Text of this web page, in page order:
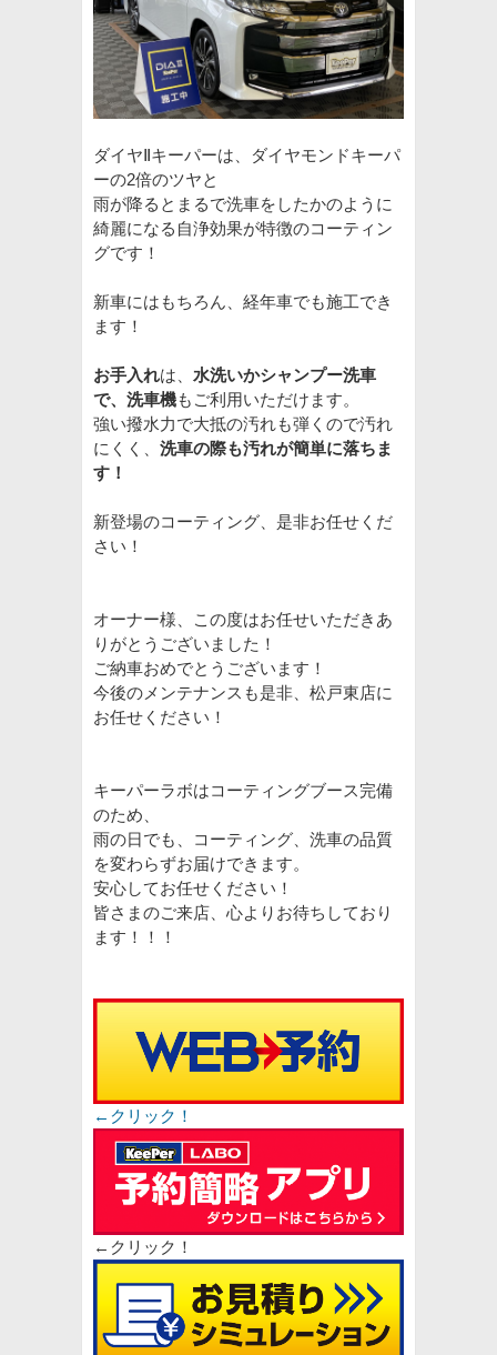
ダイヤⅡキーパーは、ダイヤモンドキーパ
ーの2倍のツヤと
雨が降るとまるで洗車をしたかのように
綺麗になる自浄効果が特徴のコーティン
グです！
新車にはもちろん、経年車でも施工でき
ます！
お手入れは、 水洗いかシャンプー洗車
で、洗車機もご利用いただけます。
強い撥水力で大抵の汚れも弾くので汚れ
にくく、 洗車の際も汚れが簡単に落ちま
す！
新登場のコーティング、是非お任せくだ
さい！
オーナー様、この度はお任せいただきあ
りがとうございました！
ご納車おめでとうございます！
今後のメンテナンスも是非、松戸東店に
お任せください！
キーパーラボはコーティングブース完備
のため、
雨の日でも、コーティング、洗車の品質
を変わらずお届けできます。
安心してお任せください！
皆さまのご来店、心よりお待ちしており
ます！！！
←クリック！
←クリック！